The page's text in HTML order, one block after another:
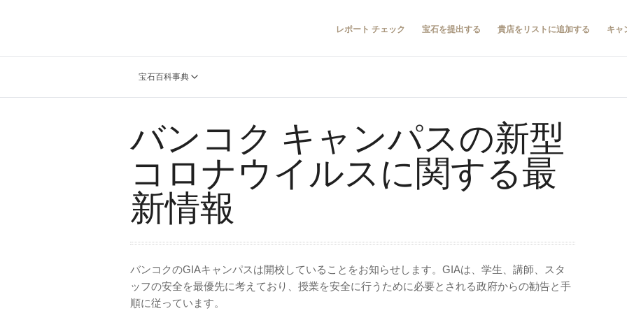
レポート チェック 宝石を提出する 貴店をリストに追加する キャ
宝石百科事典
バンコク キャンパスの新型
コロナウイルスに関する最
新情報
バンコクのGIAキャンパスは開校していることをお知らせします。GIAは、学生、講師、スタ
ッフの安全を最優先に考えており、授業を安全に行うために必要とされる政府からの勧告と手
順に従っています。